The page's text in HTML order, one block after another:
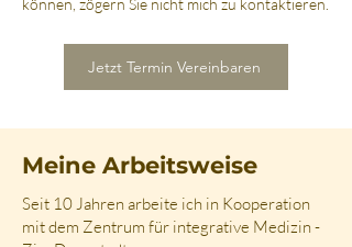
können, zögern Sie nicht mich zu kontaktieren.
Jetzt Termin Vereinbaren
Meine Arbeitsweise
Seit 10 Jahren arbeite ich in Kooperation
mit dem Zentrum für integrative Medizin -